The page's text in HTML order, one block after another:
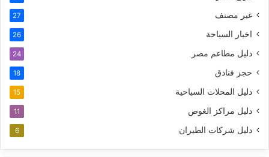
غير مصنف 27
اخبار السياحة 26
دليل مطاعم مصر 24
حجز فنادق 18
دليل المحلات السياحية 15
دليل مراكز الغوص 11
دليل شركات الطيران 6